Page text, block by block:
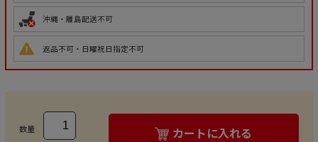
沖縄・離島配送不可
返品不可・日曜祝日指定不可
数量 カートに入れる